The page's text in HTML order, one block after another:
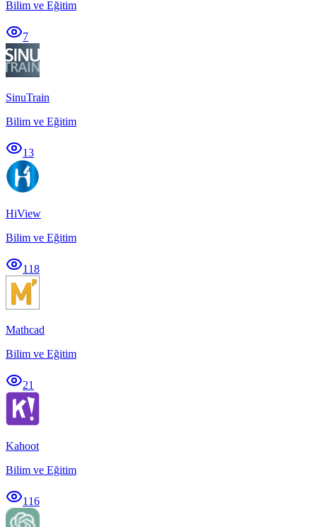
Bilim ve Eğitim
7
SinuTrain
Bilim ve Eğitim
13
HiView
Bilim ve Eğitim
118
Mathcad
Bilim ve Eğitim
21
Kahoot
Bilim ve Eğitim
116